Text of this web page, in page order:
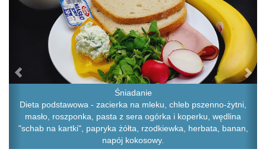
Śniadanie
Dieta podstawowa - zacierka na mleku, chleb pszenno-żytni,
masło, roszponka, pasta z sera ogórka i koperku, wędlina
"schab na kartki", papryka żółta, rzodkiewka, herbata, banan,
napój kokosowy.